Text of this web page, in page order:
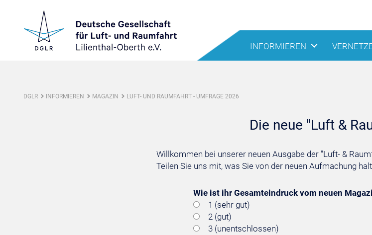
INFORMIEREN
DGLR INFORMIEREN MAGAZIN LUFT- UND RAUMFAHRT - UMFRAGE 2026
Die neue "Luft &
Willkommen bei unserer neuen Ausgabe der "Luft- &
Teilen Sie uns mit, was Sie von der neuen Aufmachung
Wie ist ihr Gesamteindruck vom neuen
1 (sehr gut)
2 (gut)
3 (unentschlossen)